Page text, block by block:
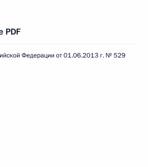
PDF
Федерации от 01.06.2013 г. № 529